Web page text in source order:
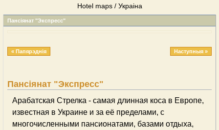
Hotel maps / Украіна
Пансіянат "Экспресс"
« Папярэднія Наступныя »
Пансіянат "Экспресс"
Арабатская Стрелка - самая длинная коса в Европе,
известная в Украине и за её пределами, с
многочисленными пансионатами, базами отдыха,